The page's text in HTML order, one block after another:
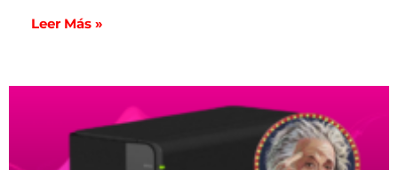
Leer Más »